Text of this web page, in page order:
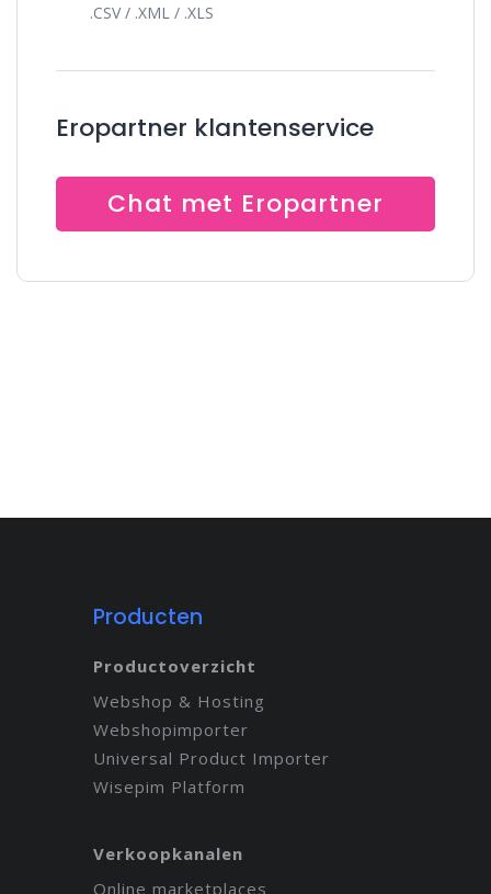
.CSV / .XML / .XLS
Eropartner klantenservice
Chat met Eropartner
Producten
Productoverzicht
Webshop & Hosting
Webshopimporter
Universal Product Importer
Wisepim Platform
Verkoopkanalen
Online marketplaces